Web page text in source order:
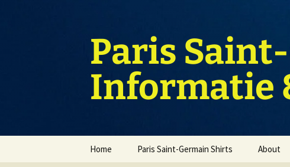
Paris
Informatie
Home Paris Saint-Germain Shirts About